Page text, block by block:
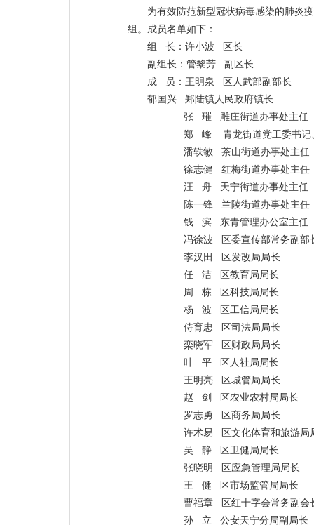
为有效防范新型冠状病毒感染的肺炎
组。成员名单如下：
组 长：许小波 区长
副组长：管黎芳 副区长
成 员：王明泉 区人武部副部长
郁国兴 郑陆镇人民政府镇长
张 璀 雕庄街道办事处主任
郑 峰 青龙街道党工委书记
潘轶敏 茶山街道办事处主任
徐志健 红梅街道办事处主任
汪 舟 天宁街道办事处主任
陈一锋 兰陵街道办事处主任
钱 滨 东青管理办公室主任
冯徐波 区委宣传部常务副部
李汉田 区发改局局长
任 洁 区教育局局长
周 栋 区科技局局长
杨 波 区工信局局长
侍育忠 区司法局局长
栾晓军 区财政局局长
叶 平 区人社局局长
王明亮 区城管局局长
赵 剑 区农业农村局局长
罗志勇 区商务局局长
许术易 区文化体育和旅游局
吴 静 区卫健局局长
张晓明 区应急管理局局长
王 健 区市场监管局局长
曹福章 区红十字会常务副会
孙 立 公安天宁分局副局长